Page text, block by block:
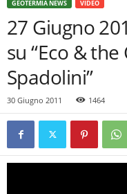
GEOTERMIA NEWS VIDEO
27 Giugno
su “Eco &
Spadolini”
30 Giugno 2011 1464